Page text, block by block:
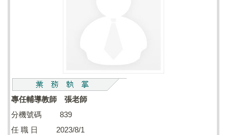
專任輔導教師 張老師
分機號碼 839
任 職 日 2023/8/1